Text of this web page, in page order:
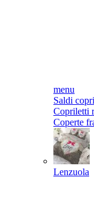
menu
Saldi
Copriletti
Coperte
Lenzuola